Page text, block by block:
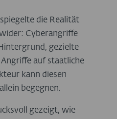
die Realität
Cyberangriffe
gezielte
auf staatliche
kann diesen
begegnen.
gezeigt, wie